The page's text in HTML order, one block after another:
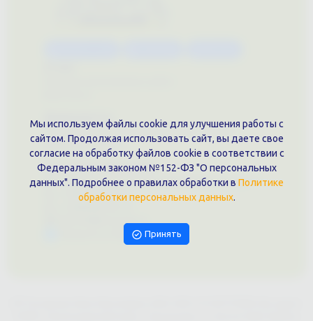
Документы
Политика обработки персональных данных
Публичная оферта
Контакты филиала
г. Краснодар, ул. Шоссе Нефтяников, 28, оф. 51
+7 (861)202-09-02
Написать в Telegram
Мы используем файлы cookie для улучшения работы с
сайтом. Продолжая использовать сайт, вы даете свое
согласие на обработку файлов cookie в соответствии с
Федеральным законом №152-ФЗ "О персональных
данных". Подробнее о правилах обработки в Политике
обработки персональных данных.
Принять